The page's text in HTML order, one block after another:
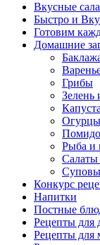
Вкусные
Быстро и
Готовим
Домашние
Грибы
Зелень
Капуста
Огурцы
Рыба и
Салаты
Конкурс
Напитки
Постные
Рецепты для
Рецепты для